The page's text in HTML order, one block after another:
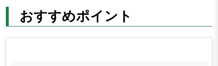
おすすめポイント